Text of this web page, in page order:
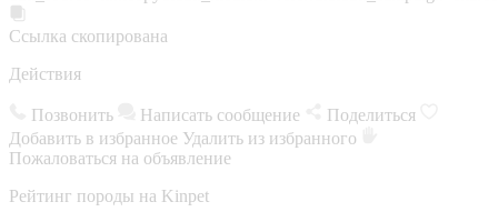
Ссылка скопирована
Действия
Позвонить Написать сообщение
Поделиться
Добавить в избранное Удалить из избранного
Пожаловаться на объявление
Рейтинг породы на Kinpet